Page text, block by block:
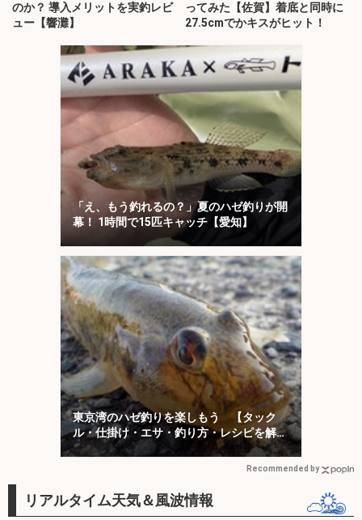
のか？ 導入メリットを実釣レビ
ュー【響灘】
ってみた【佐賀】着底と同時に
27.5cmでかキスがヒット！
「え、もう釣れるの？」夏のハゼ釣りが開
幕！ 1時間で15匹キャッチ【愛知】
東京湾のハゼ釣りを楽しもう 【タック
ル・仕掛け・エサ・釣り方・レシピを解
説】
Recommended by
リアルタイム天気＆風波情報